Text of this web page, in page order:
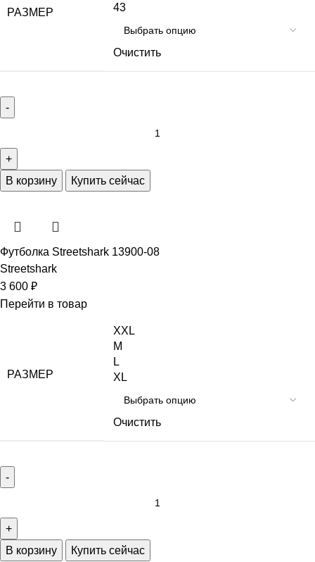
РАЗМЕР
43
Очистить
В корзину Купить сейчас
Футболка Streetshark 13900-08
Streetshark
3 600 ₽
Перейти в товар
РАЗМЕР
XXL
M
L
XL
Очистить
В корзину Купить сейчас